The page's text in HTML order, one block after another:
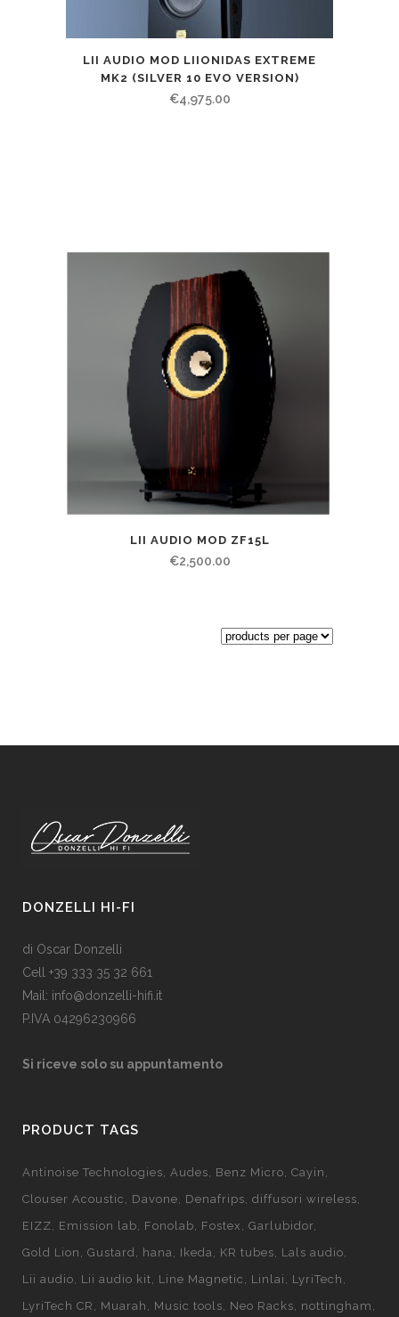
LII AUDIO MOD LIIONIDAS EXTREME
MK2 (SILVER 10 EVO VERSION)
€4,975.00
LII AUDIO MOD ZF15L
€2,500.00
DONZELLI HI-FI
di Oscar Donzelli
Cell +39 333 35 32 661
Mail: info@donzelli-hifi.it
P.IVA 04296230966
Si riceve solo su appuntamento
PRODUCT TAGS
Antinoise Technologies Audes Benz Micro Cayin
Clouser Acoustic
Davone Denafrips diffusori wireless
EIZZ
Emission lab Fonolab Fostex
Garlubidor
Gold Lion
Gustard hana Ikeda KR tubes
Lals audio
Lii audio
Lii audio kit Line Magnetic Linlai
LyriTech
LyriTech CR
Muarah Music tools Neo Racks nottingham